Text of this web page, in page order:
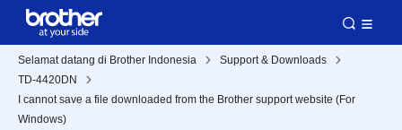
Selamat datang di Brother Indonesia
Support & Downloads
TD-4420DN
I cannot save a file downloaded from the Brother support website (For
Windows)